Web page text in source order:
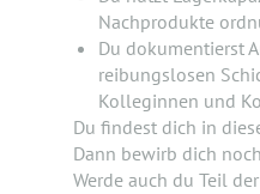
Nachprodukte
Du dokumentierst
reibungslosen
Kolleginnen und
Du findest dich in
Dann bewirb dich
Werde auch du Teil der